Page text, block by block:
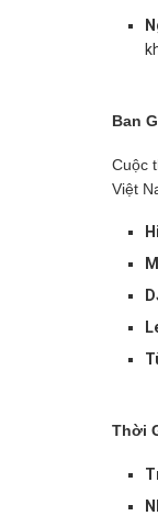
Ban
Cuộc
Việt
Thời